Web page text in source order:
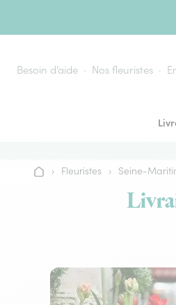
Besoin d’aide Nos fleuristes
Accueil
› Fleuristes › Seine-